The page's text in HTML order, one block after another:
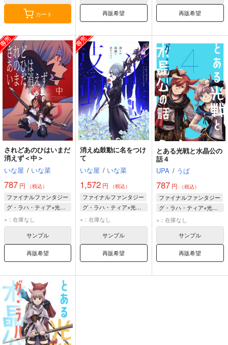
カート 再販希望 再販希望
されどあのひはいまだ
消えず＜中＞
いな屋 / いな菜
787 円 （税込）
ファイナルファンタジー
グ・ラハ・ティア×光の戦士♀
グ・ラハ・ティア
光の戦士♀
×：在庫なし
サンプル
再販希望
消えぬ鼓動に名をつけ
て
いな屋 / いな菜
1,572 円 （税込）
ファイナルファンタジー
グ・ラハ・ティア×光の戦士♀
光の戦士♀
グ・ラハ・ティア
×：在庫なし
サンプル
再販希望
とある光戦と水晶公の
話４
UPA / うぱ
787円 （税込）
ファイナルファンタジー
グ・ラハ・ティア×光の戦士♀
グ・ラハ・ティア
水晶公
光の戦士♀
×：在庫なし
サンプル
再販希望